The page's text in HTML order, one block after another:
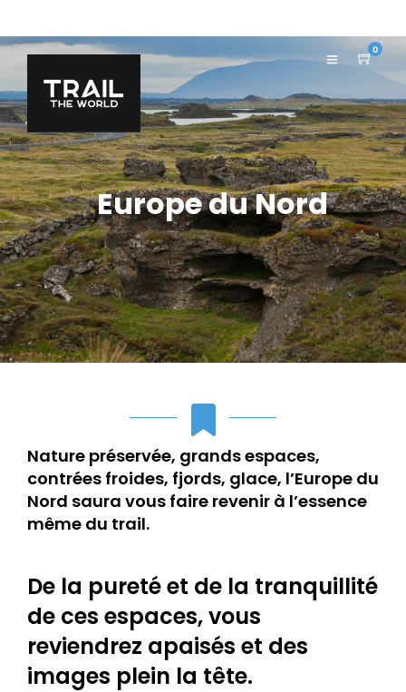
0
Europe du Nord
Nature préservée, grands espaces,
contrées froides, fjords, glace, l’Europe du
Nord saura vous faire revenir à l’essence
même du trail.
De la pureté et de la tranquillité
de ces espaces, vous
reviendrez apaisés et des
images plein la tête.